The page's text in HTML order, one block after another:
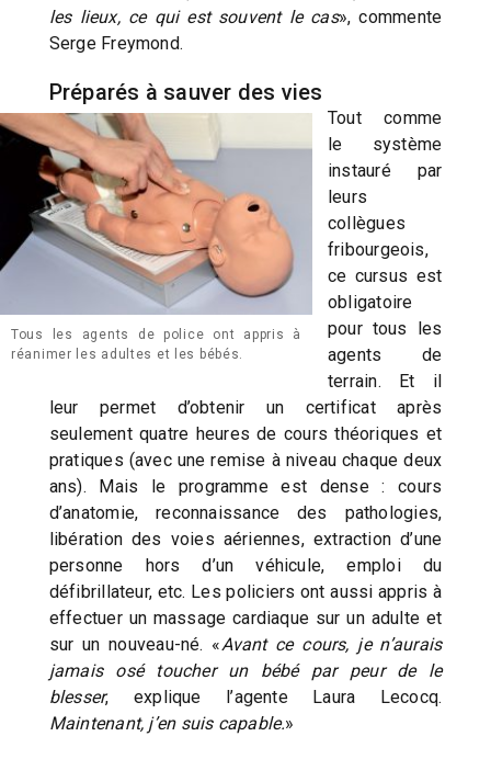
les lieux, ce qui est souvent le cas», commente
Serge Freymond.
Préparés à sauver des vies
Tous les agents de police ont appris à
réanimer les adultes et les bébés.
Tout comme
le système
instauré par
leurs
collègues
fribourgeois,
ce cursus est
obligatoire
pour tous les
agents de
terrain. Et il
leur permet d’obtenir un certificat après
seulement quatre heures de cours théoriques et
pratiques (avec une remise à niveau chaque deux
ans). Mais le programme est dense : cours
d’anatomie, reconnaissance des pathologies,
libération des voies aériennes, extraction d’une
personne hors d’un véhicule, emploi du
défibrillateur, etc. Les policiers ont aussi appris à
effectuer un massage cardiaque sur un adulte et
sur un nouveau-né. «Avant ce cours, je n’aurais
jamais osé toucher un bébé par peur de le
blesser, explique l’agente Laura Lecocq.
Maintenant, j’en suis capable.»